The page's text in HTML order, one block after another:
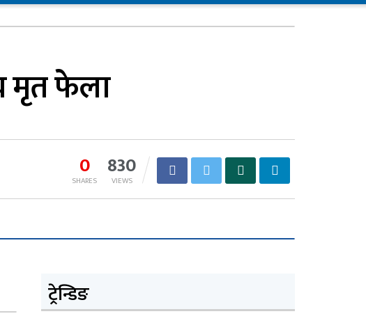
मृत फेला
0
SHARES 830
VIEWS
ट्रेन्डिङ